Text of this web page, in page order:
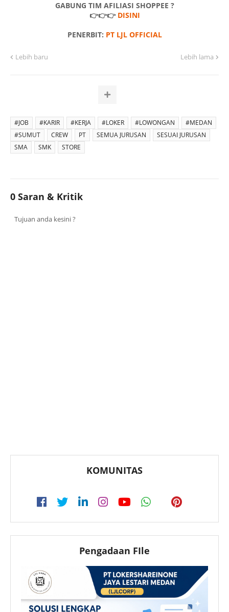
GABUNG TIM AFILIASI SHOPPEE ?
👉👉👉 DISINI
PENERBIT: PT LJL OFFICIAL
Lebih baru Lebih lama
#JOB #KARIR #KERJA #LOKER #LOWONGAN
#MEDAN
#SUMUT
CREW PT SEMUA JURUSAN
SESUAI JURUSAN
SMA
SMK STORE
0 Saran & Kritik
Tujuan anda kesini ?
KOMUNITAS
Pengadaan FIle